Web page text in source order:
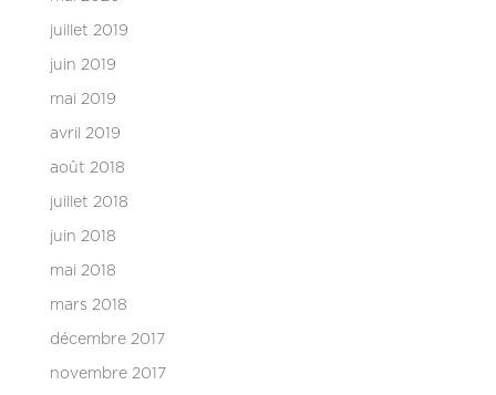
juillet 2019
juin 2019
mai 2019
avril 2019
août 2018
juillet 2018
juin 2018
mai 2018
mars 2018
décembre 2017
novembre 2017